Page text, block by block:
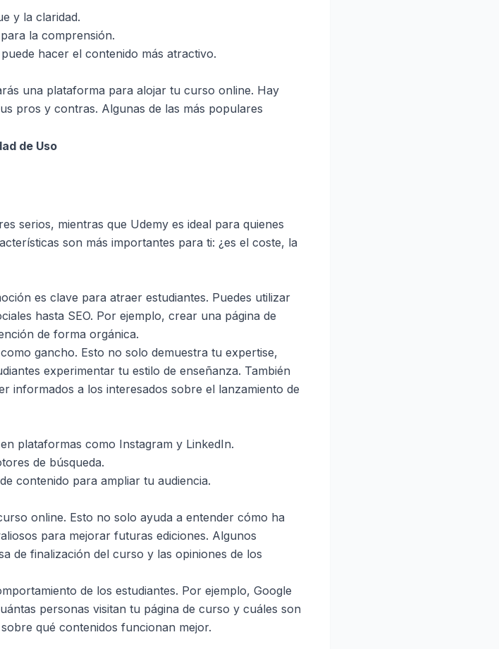
y la claridad.
la comprensión.
hacer el contenido más atractivo.
una plataforma para alojar tu curso online. Hay
pros y contras. Algunas de las más populares
de Uso
serios, mientras que Udemy es ideal para quienes
son más importantes para ti: ¿es el coste, la
es clave para atraer estudiantes. Puedes utilizar
hasta SEO. Por ejemplo, crear una página de
de forma orgánica.
gancho. Esto no solo demuestra tu expertise,
experimentar tu estilo de enseñanza. También
informados a los interesados sobre el lanzamiento de
plataformas como Instagram y LinkedIn.
de búsqueda.
contenido para ampliar tu audiencia.
online. Esto no solo ayuda a entender cómo ha
para mejorar futuras ediciones. Algunos
de finalización del curso y las opiniones de los
de los estudiantes. Por ejemplo, Google
personas visitan tu página de curso y cuáles son
qué contenidos funcionan mejor.